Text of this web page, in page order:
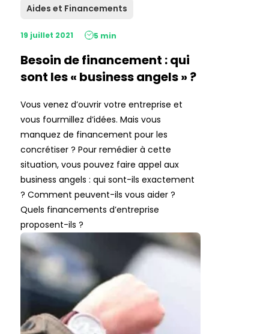
Aides et Financements
19 juillet 2021 5 min
Besoin de financement : qui
sont les « business angels » ?
Vous venez d’ouvrir votre entreprise et
vous fourmillez d’idées. Mais vous
manquez de financement pour les
concrétiser ? Pour remédier à cette
situation, vous pouvez faire appel aux
business angels : qui sont-ils exactement
? Comment peuvent-ils vous aider ?
Quels financements d’entreprise
proposent-ils ?